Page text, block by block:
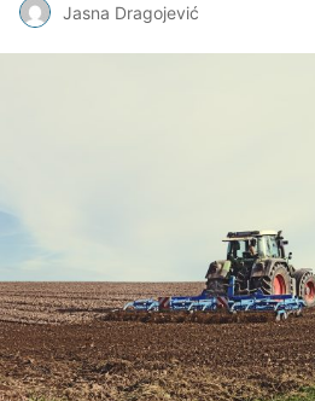
Jasna Dragojević